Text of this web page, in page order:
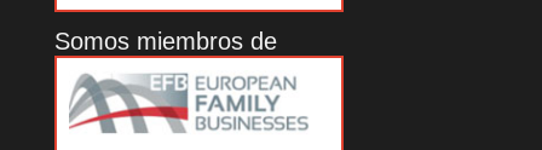
Somos miembros de